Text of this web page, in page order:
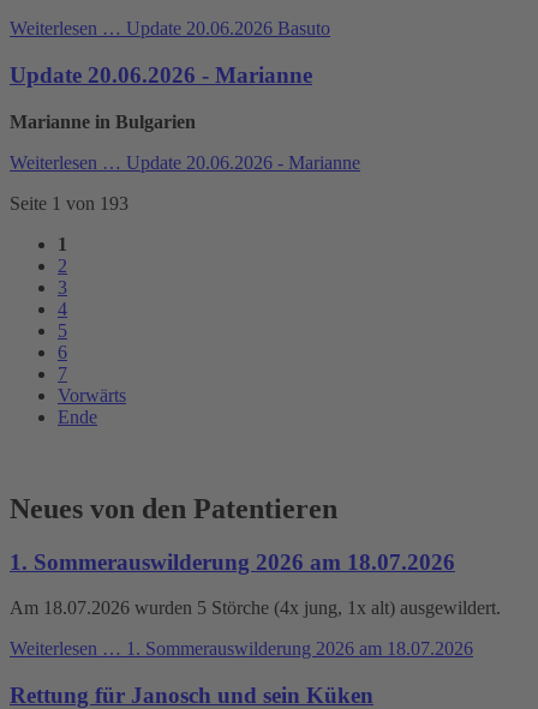
Weiterlesen … Update 20.06.2026 Basuto
Update 20.06.2026 - Marianne
Marianne in Bulgarien
Weiterlesen … Update 20.06.2026 - Marianne
Seite 1 von 193
1
2
3
4
5
6
7
Vorwärts
Ende
Neues von den Patentieren
1. Sommerauswilderung 2026 am 18.07.2026
Am 18.07.2026 wurden 5 Störche (4x jung, 1x alt) ausgewildert.
Weiterlesen … 1. Sommerauswilderung 2026 am 18.07.2026
Rettung für Janosch und sein Küken